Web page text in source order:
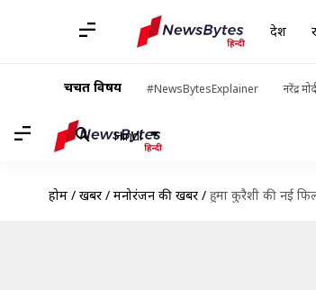
देश
चर्चित विषय #NewsBytesExplainer नरेंद्र
Hindi
होम / खबरें / मनोरंजन की खबरें / हुमा कुरैशी की नई